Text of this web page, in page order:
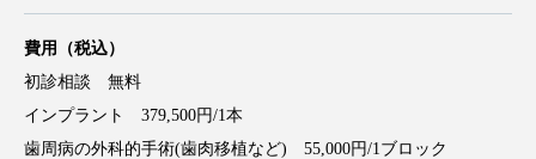
費用
（税込）
初診相談 無料
インプラント 379,500円/1本
歯周病の外科的手術(歯肉移植など) 55,000円/1ブロック